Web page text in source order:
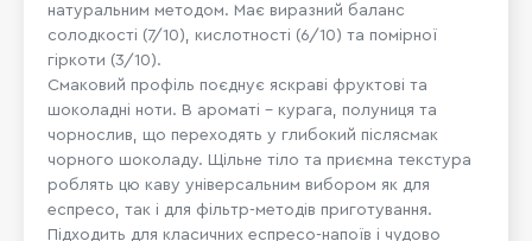
натуральним методом. Має виразний баланс
солодкості (7/10), кислотності (6/10) та помірної
гіркоти (3/10).
Смаковий профіль поєднує яскраві фруктові та
шоколадні ноти. В ароматі – курага, полуниця та
чорнослив, що переходять у глибокий післясмак
чорного шоколаду. Щільне тіло та приємна текстура
роблять цю каву універсальним вибором як для
еспресо, так і для фільтр-методів приготування.
Підходить для класичних еспресо-напоїв і чудово